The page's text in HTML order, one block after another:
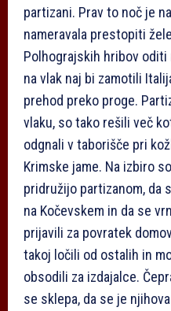
partizani. Prav to noč je
nameravala prestopiti
Polhograjskih hribov oditi
na vlak naj bi zamotili
prehod preko proge.
vlaku, so tako rešili več
odgnali v taborišče pri
Krimske jame. Na izbiro
pridružijo partizanom, da
na Kočevskem in da se
prijavili za povratek
takoj ločili od ostalih in
obsodili za izdajalce.
se sklepa, da se je